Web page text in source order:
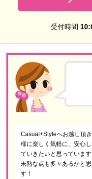
受付時間
Casual+Styleへお越し頂
様に楽しく気軽に、安心
ていきたいと思っています
未熟な点も多々あるかと
す！